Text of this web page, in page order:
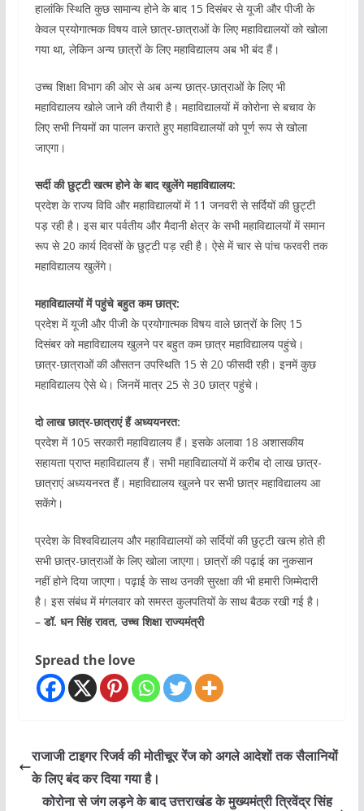
हालांकि स्थिति कुछ सामान्य होने के बाद 15 दिसंबर से यूजी और पीजी के
केवल प्रयोगात्मक विषय वाले छात्र-छात्राओं के लिए महाविद्यालयों को खोला
गया था, लेकिन अन्य छात्रों के लिए महाविद्यालय अब भी बंद हैं।
उच्च शिक्षा विभाग की ओर से अब अन्य छात्र-छात्राओं के लिए भी
महाविद्यालय खोले जाने की तैयारी है। महाविद्यालयों में कोरोना से बचाव के
लिए सभी नियमों का पालन कराते हुए महाविद्यालयों को पूर्ण रूप से खोला
जाएगा।
सर्दी की छुट्टी खत्म होने के बाद खुलेंगे महाविद्यालय:
प्रदेश के राज्य विवि और महाविद्यालयों में 11 जनवरी से सर्दियों की छुट्टी
पड़ रही है। इस बार पर्वतीय और मैदानी क्षेत्र के सभी महाविद्यालयों में समान
रूप से 20 कार्य दिवसों के छुट्टी पड़ रही है। ऐसे में चार से पांच फरवरी तक
महाविद्यालय खुलेंगे।
महाविद्यालयों में पहुंचे बहुत कम छात्र:
प्रदेश में यूजी और पीजी के प्रयोगात्मक विषय वाले छात्रों के लिए 15
दिसंबर को महाविद्यालय खुलने पर बहुत कम छात्र महाविद्यालय पहुंचे।
छात्र-छात्राओं की औसतन उपस्थिति 15 से 20 फीसदी रही। इनमें कुछ
महाविद्यालय ऐसे थे। जिनमें मात्र 25 से 30 छात्र पहुंचे।
दो लाख छात्र-छात्राएं हैं अध्ययनरत:
प्रदेश में 105 सरकारी महाविद्यालय हैं। इसके अलावा 18 अशासकीय
सहायता प्राप्त महाविद्यालय हैं। सभी महाविद्यालयों में करीब दो लाख छात्र-
छात्राएं अध्ययनरत हैं। महाविद्यालय खुलने पर सभी छात्र महाविद्यालय आ
सकेंगे।
प्रदेश के विश्वविद्यालय और महाविद्यालयों को सर्दियों की छुट्टी खत्म होते ही
सभी छात्र-छात्राओं के लिए खोला जाएगा। छात्रों की पढ़ाई का नुकसान
नहीं होने दिया जाएगा। पढ़ाई के साथ उनकी सुरक्षा की भी हमारी जिम्मेदारी
है। इस संबंध में मंगलवार को समस्त कुलपतियों के साथ बैठक रखी गई है।
– डॉ. धन सिंह रावत, उच्च शिक्षा राज्यमंत्री
Spread the love
राजाजी टाइगर रिजर्व की मोतीचूर रेंज को अगले आदेशों तक सैलानियों
के लिए बंद कर दिया गया है।
कोरोना से जंग लड़ने के बाद उत्तराखंड के मुख्यमंत्री त्रिवेंद्र सिंह